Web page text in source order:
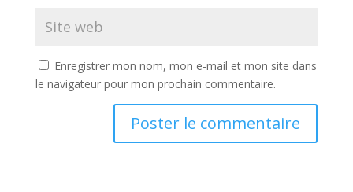
Enregistrer mon nom, mon e-mail et mon site dans
le navigateur pour mon prochain commentaire.